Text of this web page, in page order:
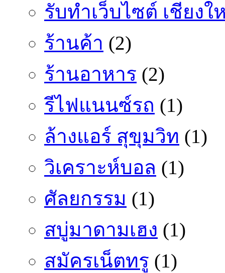
รับทำเว็บไซต์ เชียงใ
ร้านค้า (2)
ร้านอาหาร (2)
รีไฟแนนซ์รถ (1)
ล้างแอร์ สุขุมวิท (1)
วิเคราะห์บอล (1)
ศัลยกรรม (1)
สบู่มาดามเฮง (1)
สมัครเน็ตทรู (1)